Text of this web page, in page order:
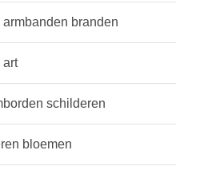
branden
art
schilderen
bloemen